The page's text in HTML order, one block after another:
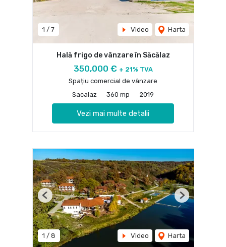
1 / 7 Video Harta
Hală frigo de vânzare în Săcălaz
350,000 € + 21% TVA
Spațiu comercial de vânzare
Sacalaz
360 mp 2019
Vezi mai multe detalii
1 / 8 Video Harta
Previous Next